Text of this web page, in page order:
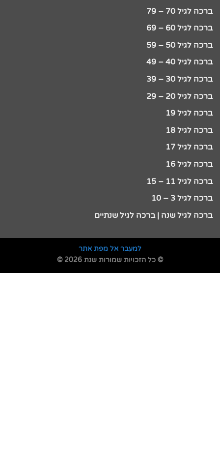
ברכה לגיל 70 – 79
ברכה לגיל 60 – 69
ברכה לגיל 50 – 59
ברכה לגיל 40 – 49
ברכה לגיל 30 – 39
ברכה לגיל 20 – 29
ברכה לגיל 19
ברכה לגיל 18
ברכה לגיל 17
ברכה לגיל 16
ברכה לגיל 11 – 15
ברכה לגיל 3 – 10
ברכה לגיל שנה | ברכה לגיל שנתיים
למעבר אל מפת אתר
© כל הזכויות שמורות שנת 2026 ©